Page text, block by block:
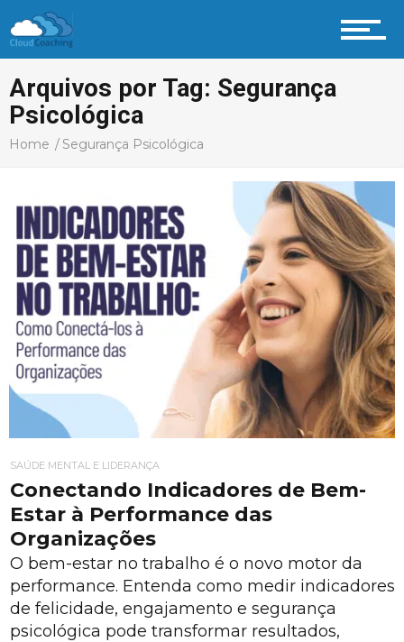
Profissional Coach
Arquivos por Tag: Segurança
Psicológica
Home Segurança Psicológica
SAÚDE MENTAL E LIDERANÇA
Conectando Indicadores de Bem-
Estar à Performance das
Organizações
O bem-estar no trabalho é o novo motor da
performance. Entenda como medir indicadores
de felicidade, engajamento e segurança
psicológica pode transformar resultados,